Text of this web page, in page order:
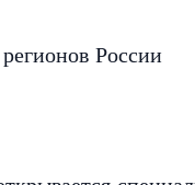
России